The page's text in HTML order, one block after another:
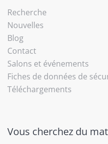
Recherche
Nouvelles
Blog
Contact
Salons et événements
Fiches de données de
Téléchargements
Vous cherchez du